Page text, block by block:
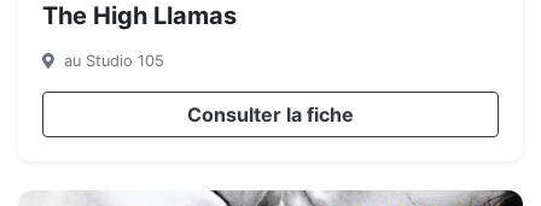
The High Llamas
au Studio 105
Consulter la fiche